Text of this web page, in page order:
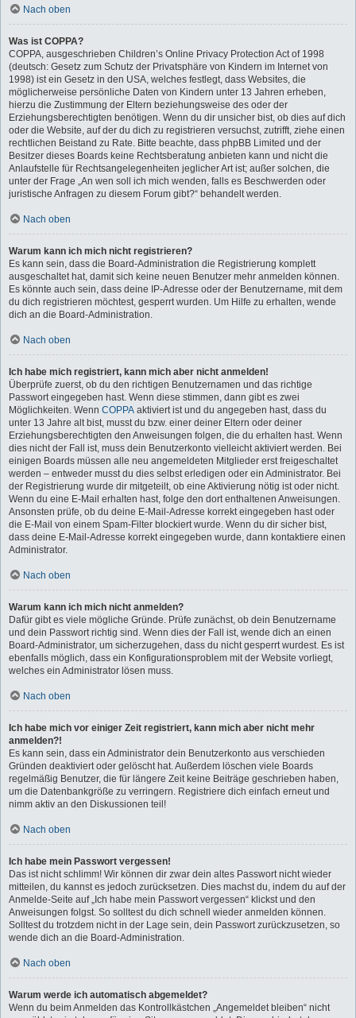
Nach oben
Was ist COPPA?
COPPA, ausgeschrieben Children’s Online Privacy Protection Act of 1998
(deutsch: Gesetz zum Schutz der Privatsphäre von Kindern im Internet von
1998) ist ein Gesetz in den USA, welches festlegt, dass Websites, die
möglicherweise persönliche Daten von Kindern unter 13 Jahren erheben,
hierzu die Zustimmung der Eltern beziehungsweise des oder der
Erziehungsberechtigten benötigen. Wenn du dir unsicher bist, ob dies auf dich
oder die Website, auf der du dich zu registrieren versuchst, zutrifft, ziehe einen
rechtlichen Beistand zu Rate. Bitte beachte, dass phpBB Limited und der
Besitzer dieses Boards keine Rechtsberatung anbieten kann und nicht die
Anlaufstelle für Rechtsangelegenheiten jeglicher Art ist; außer solchen, die
unter der Frage „An wen soll ich mich wenden, falls es Beschwerden oder
juristische Anfragen zu diesem Forum gibt?“ behandelt werden.
Nach oben
Warum kann ich mich nicht registrieren?
Es kann sein, dass die Board-Administration die Registrierung komplett
ausgeschaltet hat, damit sich keine neuen Benutzer mehr anmelden können.
Es könnte auch sein, dass deine IP-Adresse oder der Benutzername, mit dem
du dich registrieren möchtest, gesperrt wurden. Um Hilfe zu erhalten, wende
dich an die Board-Administration.
Nach oben
Ich habe mich registriert, kann mich aber nicht anmelden!
Überprüfe zuerst, ob du den richtigen Benutzernamen und das richtige
Passwort eingegeben hast. Wenn diese stimmen, dann gibt es zwei
Möglichkeiten. Wenn COPPA aktiviert ist und du angegeben hast, dass du
unter 13 Jahre alt bist, musst du bzw. einer deiner Eltern oder deiner
Erziehungsberechtigten den Anweisungen folgen, die du erhalten hast. Wenn
dies nicht der Fall ist, muss dein Benutzerkonto vielleicht aktiviert werden. Bei
einigen Boards müssen alle neu angemeldeten Mitglieder erst freigeschaltet
werden – entweder musst du dies selbst erledigen oder ein Administrator. Bei
der Registrierung wurde dir mitgeteilt, ob eine Aktivierung nötig ist oder nicht.
Wenn du eine E-Mail erhalten hast, folge den dort enthaltenen Anweisungen.
Ansonsten prüfe, ob du deine E-Mail-Adresse korrekt eingegeben hast oder
die E-Mail von einem Spam-Filter blockiert wurde. Wenn du dir sicher bist,
dass deine E-Mail-Adresse korrekt eingegeben wurde, dann kontaktiere einen
Administrator.
Nach oben
Warum kann ich mich nicht anmelden?
Dafür gibt es viele mögliche Gründe. Prüfe zunächst, ob dein Benutzername
und dein Passwort richtig sind. Wenn dies der Fall ist, wende dich an einen
Board-Administrator, um sicherzugehen, dass du nicht gesperrt wurdest. Es ist
ebenfalls möglich, dass ein Konfigurationsproblem mit der Website vorliegt,
welches ein Administrator lösen muss.
Nach oben
Ich habe mich vor einiger Zeit registriert, kann mich aber nicht mehr
anmelden?!
Es kann sein, dass ein Administrator dein Benutzerkonto aus verschieden
Gründen deaktiviert oder gelöscht hat. Außerdem löschen viele Boards
regelmäßig Benutzer, die für längere Zeit keine Beiträge geschrieben haben,
um die Datenbankgröße zu verringern. Registriere dich einfach erneut und
nimm aktiv an den Diskussionen teil!
Nach oben
Ich habe mein Passwort vergessen!
Das ist nicht schlimm! Wir können dir zwar dein altes Passwort nicht wieder
mitteilen, du kannst es jedoch zurücksetzen. Dies machst du, indem du auf der
Anmelde-Seite auf „Ich habe mein Passwort vergessen“ klickst und den
Anweisungen folgst. So solltest du dich schnell wieder anmelden können.
Solltest du trotzdem nicht in der Lage sein, dein Passwort zurückzusetzen, so
wende dich an die Board-Administration.
Nach oben
Warum werde ich automatisch abgemeldet?
Wenn du beim Anmelden das Kontrollkästchen „Angemeldet bleiben“ nicht